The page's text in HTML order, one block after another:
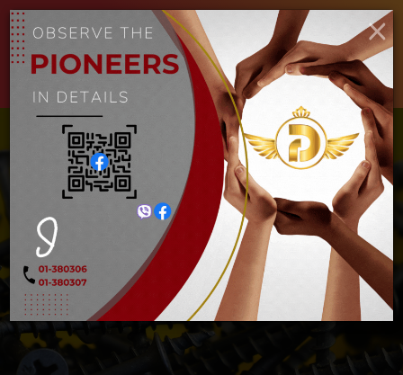
MYANMAR
Toggle
စကူအမဲ
Home စကူအမဲ
×